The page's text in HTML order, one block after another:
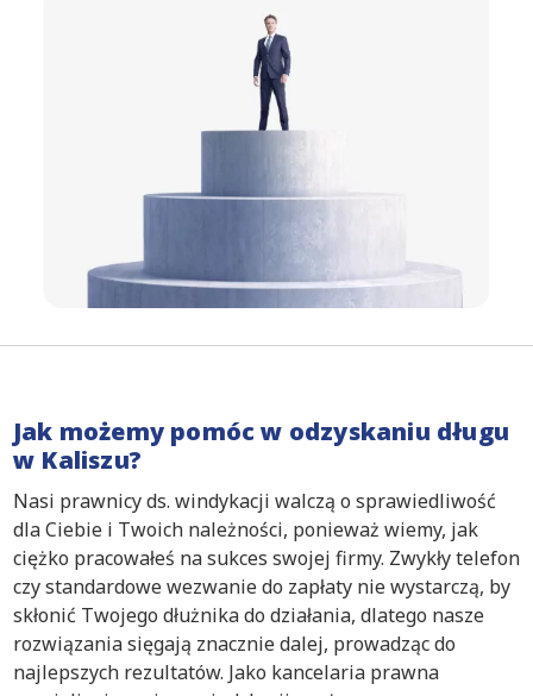
Jak możemy pomóc w odzyskaniu długu
w Kaliszu?
Nasi prawnicy ds. windykacji walczą o sprawiedliwość
dla Ciebie i Twoich należności, ponieważ wiemy, jak
ciężko pracowałeś na sukces swojej firmy. Zwykły telefon
czy standardowe wezwanie do zapłaty nie wystarczą, by
skłonić Twojego dłużnika do działania, dlatego nasze
rozwiązania sięgają znacznie dalej, prowadząc do
najlepszych rezultatów. Jako kancelaria prawna